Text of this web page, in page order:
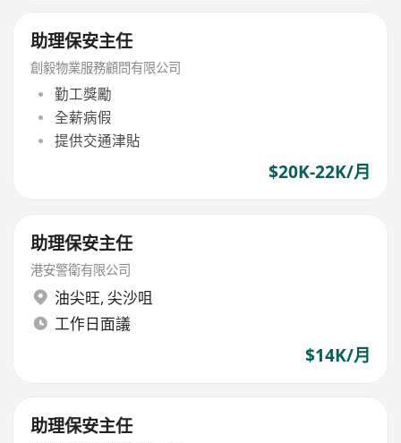
助理保安主任
創毅物業服務顧問有限公司
勤工獎勵
全薪病假
提供交通津貼
$20K-22K/月
助理保安主任
港安警衛有限公司
油尖旺, 尖沙咀
工作日面議
$14K/月
助理保安主任